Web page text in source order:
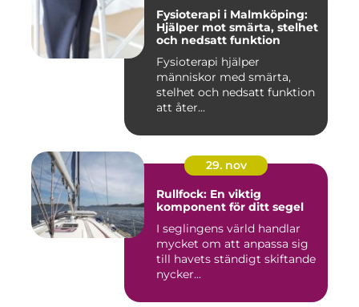
Fysioterapi i Malmköping:
Hjälper mot smärta, stelhet
och nedsatt funktion
Fysioterapi hjälper
människor med smärta,
stelhet och nedsatt funktion
att åter...
29. nov
Rullfock: En viktig
komponent för ditt segel
I seglingens värld handlar
mycket om att anpassa sig
till havets ständigt skiftande
nycker...